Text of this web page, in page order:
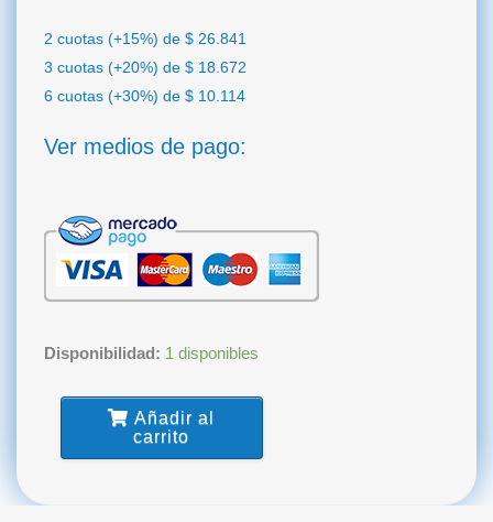
2 cuotas (+15%) de $ 26.841
3 cuotas (+20%) de $ 18.672
6 cuotas (+30%) de $ 10.114
Ver medios de pago:
Disponibilidad: 1 disponibles
kit
Cubetas
Impresión
Añadir al
carrito